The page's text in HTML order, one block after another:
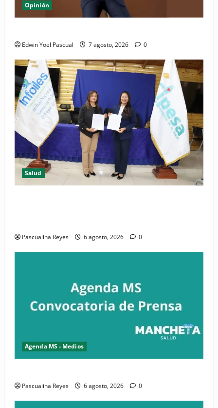
Opinión
Edwin Yoel Pascual 7 agosto, 2026 0
Salud
Pascualina Reyes 6 agosto, 2026 0
Agenda MS - Medios
Pascualina Reyes 6 agosto, 2026 0